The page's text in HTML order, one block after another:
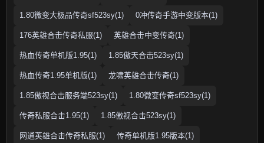
1.80微变大极品传奇sf523sy(1) 0冲传奇手游中变版本(1)
176英雄合击传奇私服(1) 英雄合击中变传奇(1)
热血传奇单机版1.95(1) 1.85傲天合击523sy(1)
热血传奇1.95单机版(1) 龙啸英雄合击传奇(1)
1.85傲视合击服务端523sy(1) 1.80微变传奇sf523sy(1)
传奇私服合击1.95(1) 1.85傲视合击523sy(1)
网通英雄合击传奇私服(1) 传奇单机版1.95版本(1)